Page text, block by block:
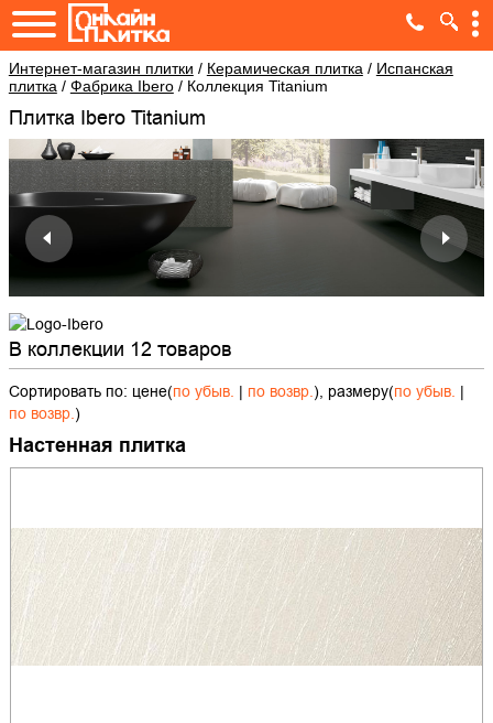
Интернет-магазин плитки / Керамическая плитка / Испанская
плитка / Фабрика Ibero/ Коллекция Titanium
Плитка Ibero Titanium
В коллекции 12 товаров
Сортировать по: цене(по убыв. | по возвр.), размеру(по убыв. |
по возвр.)
Настенная плитка